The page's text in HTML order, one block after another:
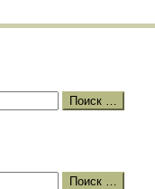
Поиск …
Поиск …